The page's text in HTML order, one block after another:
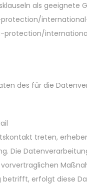
als geeignete
des für die
treten,
Die
erfolgt diese